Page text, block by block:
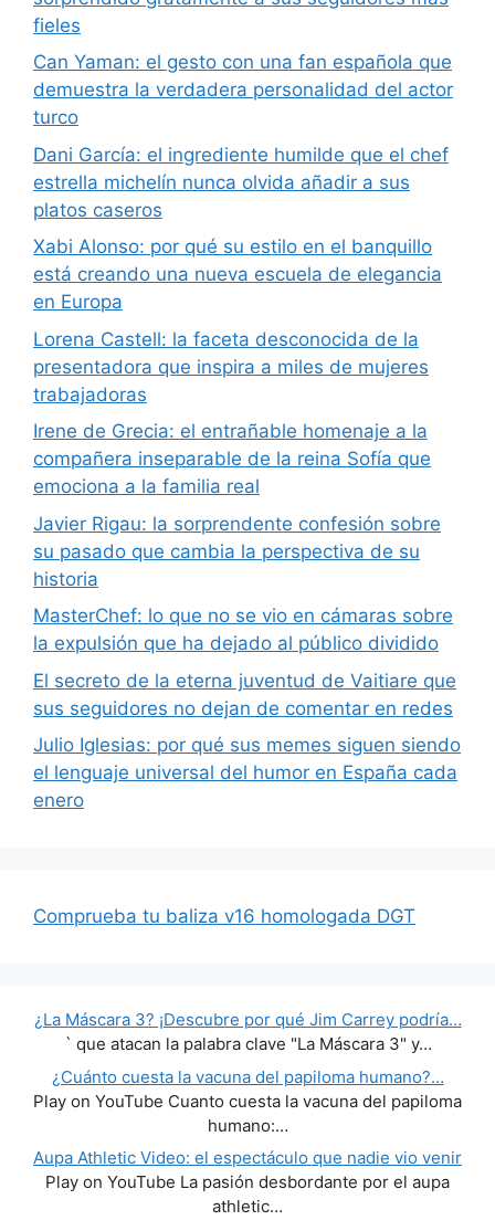
fieles
Can Yaman: el gesto con una fan española que
demuestra la verdadera personalidad del actor
turco
Dani García: el ingrediente humilde que el chef
estrella michelín nunca olvida añadir a sus
platos caseros
Xabi Alonso: por qué su estilo en el banquillo
está creando una nueva escuela de elegancia
en Europa
Lorena Castell: la faceta desconocida de la
presentadora que inspira a miles de mujeres
trabajadoras
Irene de Grecia: el entrañable homenaje a la
compañera inseparable de la reina Sofía que
emociona a la familia real
Javier Rigau: la sorprendente confesión sobre
su pasado que cambia la perspectiva de su
historia
MasterChef: lo que no se vio en cámaras sobre
la expulsión que ha dejado al público dividido
El secreto de la eterna juventud de Vaitiare que
sus seguidores no dejan de comentar en redes
Julio Iglesias: por qué sus memes siguen siendo
el lenguaje universal del humor en España cada
enero
Comprueba tu baliza v16 homologada DGT
¿La Máscara 3? ¡Descubre por qué Jim Carrey podría…
` que atacan la palabra clave "La Máscara 3" y…
¿Cuánto cuesta la vacuna del papiloma humano?…
Play on YouTube Cuanto cuesta la vacuna del papiloma
humano:…
Aupa Athletic Video: el espectáculo que nadie vio venir
Play on YouTube La pasión desbordante por el aupa
athletic…